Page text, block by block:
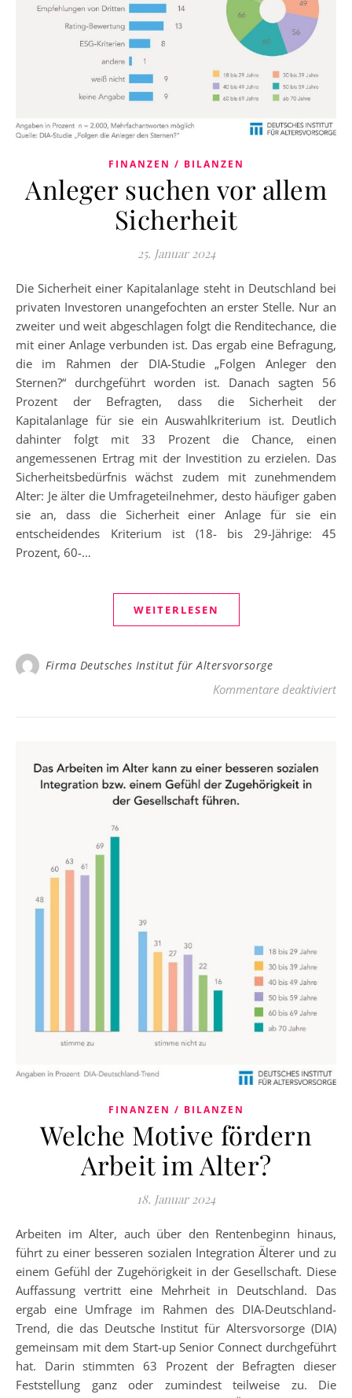
FINANZEN / BILANZEN
Anleger suchen vor allem
Sicherheit
25. Januar 2024
Die Sicherheit einer Kapitalanlage steht in Deutschland bei
privaten Investoren unangefochten an erster Stelle. Nur an
zweiter und weit abgeschlagen folgt die Renditechance, die
mit einer Anlage verbunden ist. Das ergab eine Befragung,
die im Rahmen der DIA-Studie „Folgen Anleger den
Sternen?“ durchgeführt worden ist. Danach sagten 56
Prozent der Befragten, dass die Sicherheit der
Kapitalanlage für sie ein Auswahlkriterium ist. Deutlich
dahinter folgt mit 33 Prozent die Chance, einen
angemessenen Ertrag mit der Investition zu erzielen. Das
Sicherheitsbedürfnis wächst zudem mit zunehmendem
Alter: Je älter die Umfrageteilnehmer, desto häufiger gaben
sie an, dass die Sicherheit einer Anlage für sie ein
entscheidendes Kriterium ist (18- bis 29-Jährige: 45
Prozent, 60-…
WEITERLESEN
Firma Deutsches Institut für Altersvorsorge
Kommentare deaktiviertfür
FINANZEN / BILANZEN
Welche Motive fördern
Arbeit im Alter?
18. Januar 2024
Arbeiten im Alter, auch über den Rentenbeginn hinaus,
führt zu einer besseren sozialen Integration Älterer und zu
einem Gefühl der Zugehörigkeit in der Gesellschaft. Diese
Auffassung vertritt eine Mehrheit in Deutschland. Das
ergab eine Umfrage im Rahmen des DIA-Deutschland-
Trend, die das Deutsche Institut für Altersvorsorge (DIA)
gemeinsam mit dem Start-up Senior Connect durchgeführt
hat. Darin stimmten 63 Prozent der Befragten dieser
Feststellung ganz oder zumindest teilweise zu. Die